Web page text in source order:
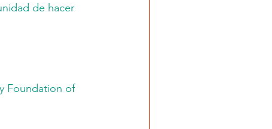
de hacer
Foundation of